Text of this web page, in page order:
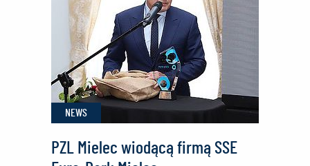
NEWS
PZL Mielec wiodącą firmą SSE